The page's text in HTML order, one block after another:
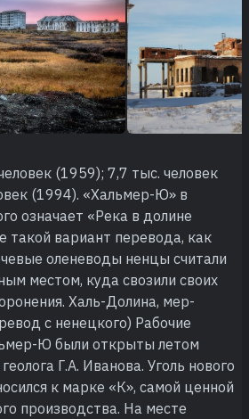
(1959); 7,7 тыс. человек
(1994). «Хальмер-Ю» в
означает «Река в долине
такой вариант перевода, как
оленеводы ненцы считали
местом, куда свозили своих
Халь-Долина, мер-
с ненецкого) Рабочие
Ю были открыты летом
Г.А. Иванова. Уголь нового
к марке «К», самой ценной
производства. На месте